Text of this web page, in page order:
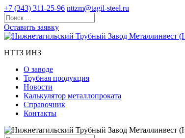
+7 (343) 311-25-96 nttzm@tagil-steel.ru
Оставить заявку
НТТЗ ИНЗ
О заводе
Трубная продукция
Новости
Калькулятор металлопроката
Справочник
Контакты